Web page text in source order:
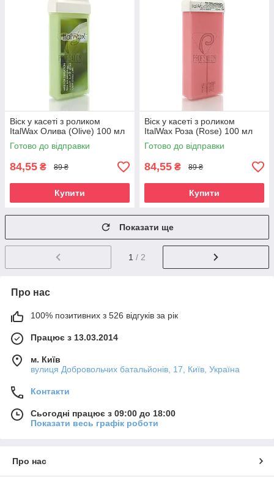
Віск у касеті з роликом
ItalWax Олива (Olive) 100 мл
Готово до відправки
84,55 ₴ 89 ₴
Купити
Віск у касеті з роликом
ItalWax Роза (Rose) 100 мл
Готово до відправки
84,55 ₴ 89 ₴
Купити
Показати ще
1 / 2
Про нас
100% позитивних з 526 відгуків за рік
Працює з 13.03.2014
м. Київ
вулиця Добровольчих батальйонів, 17, Київ, Україна
Контакти
Сьогодні працює з 09:00 до 18:00
Показати весь графік роботи
Про нас